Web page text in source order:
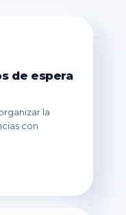
de espera
la
con